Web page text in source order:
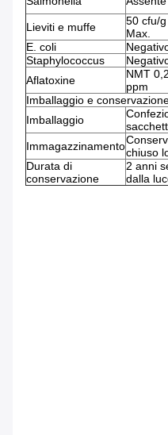
Lieviti e muffe
50 cfu/g
Max.
E. coli
Staphylococcus
Aflatoxine
NMT 0,2
ppm
Imballaggio e
Imballaggio
Immagazzinamentochiuso
Durata di
conservazione
2 anni
dalla